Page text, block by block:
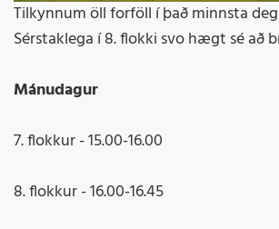
Tilkynnum öll forföll í það minnsta
Sérstaklega í 8. flokki svo hægt sé að
Mánudagur
7. flokkur - 15.00-16.00
8. flokkur - 16.00-16.45